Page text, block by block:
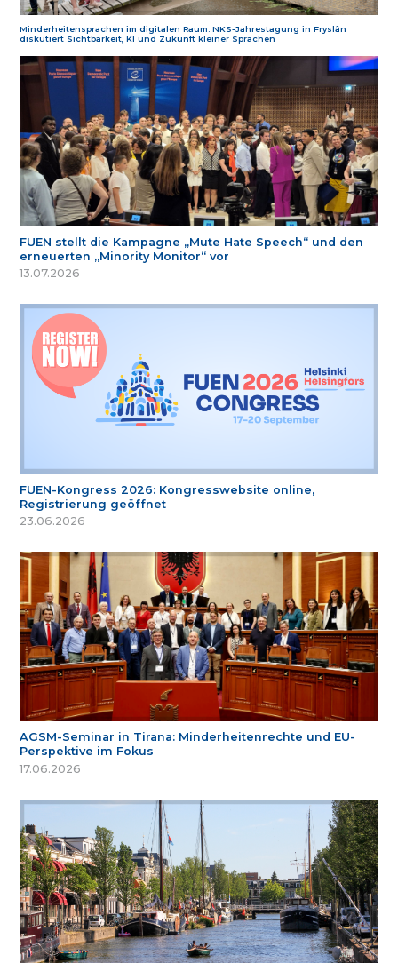
Minderheitensprachen im digitalen Raum: NKS-Jahrestagung in Fryslân
diskutiert Sichtbarkeit, KI und Zukunft kleiner Sprachen
FUEN stellt die Kampagne „Mute Hate Speech“ und den
erneuerten „Minority Monitor“ vor
13.07.2026
FUEN-Kongress 2026: Kongresswebsite online,
Registrierung geöffnet
23.06.2026
AGSM-Seminar in Tirana: Minderheitenrechte und EU-
Perspektive im Fokus
17.06.2026